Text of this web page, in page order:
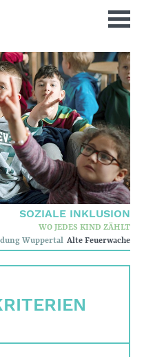
SOZIALE INKLUSION
WO JEDES KIND ZÄHLT
Wuppertal Alte Feuerwache
Kultur